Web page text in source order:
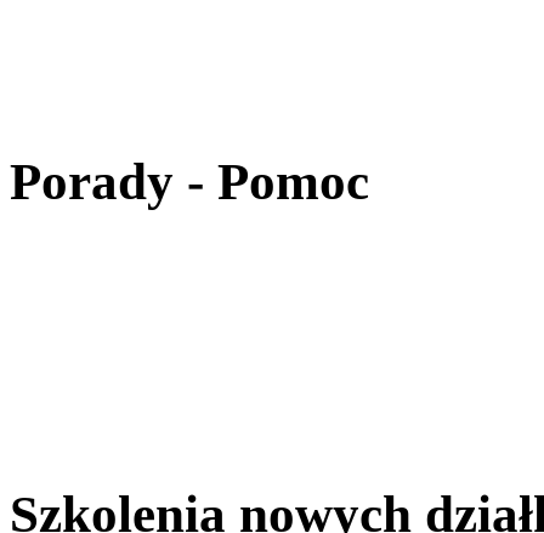
Porady - Pomoc
Szkolenia nowych